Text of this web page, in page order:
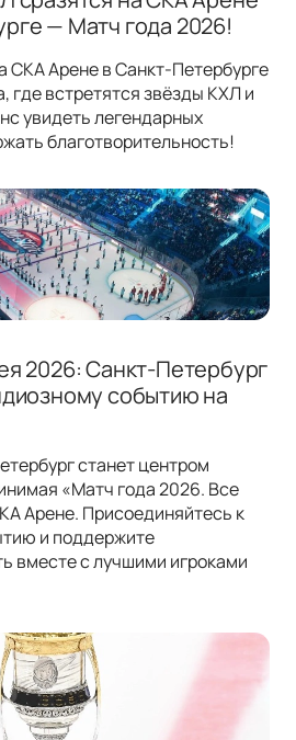
— Матч года 2026!
СКА Арене в Санкт-Петербурге
где встретятся звёзды КХЛ и
увидеть легендарных
благотворительность!
2026: Санкт-Петербург
событию на
станет центром
«Матч года 2026. Все
Арене. Присоединяйтесь к
и поддержите
вместе с лучшими игроками